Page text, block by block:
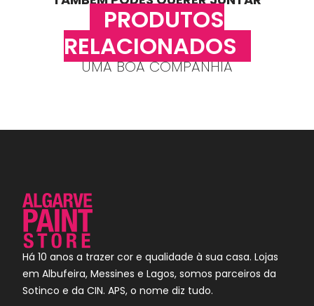
PRODUTOS
RELACIONADOS
UMA BOA COMPANHIA
Há 10 anos a trazer cor e qualidade à sua casa. Lojas
em Albufeira, Messines e Lagos, somos parceiros da
Sotinco e da CIN. APS, o nome diz tudo.